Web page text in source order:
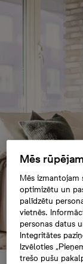
Mēs
Mēs
optimizētu un
palīdzētu
vietnēs.
personas datus
Integritātes
Izvēloties
trešo pušu